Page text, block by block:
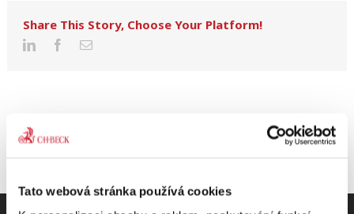
Tato webová stránka používá cookies
Share This Story, Choose Your Platform!